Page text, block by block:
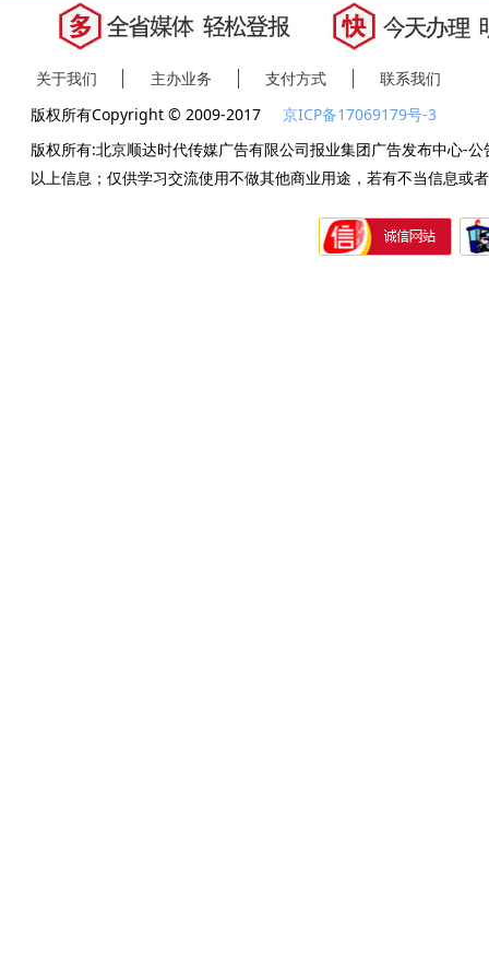
版权所有Copyright © 2009-2017 京ICP备17069179号-3
版权所有:北京顺达时代传媒广告有限公司报业集团广告发布中心-公
以上信息；仅供学习交流使用不做其他商业用途，若有不当信息或
关于我们 主办业务 支付方式 联系我们